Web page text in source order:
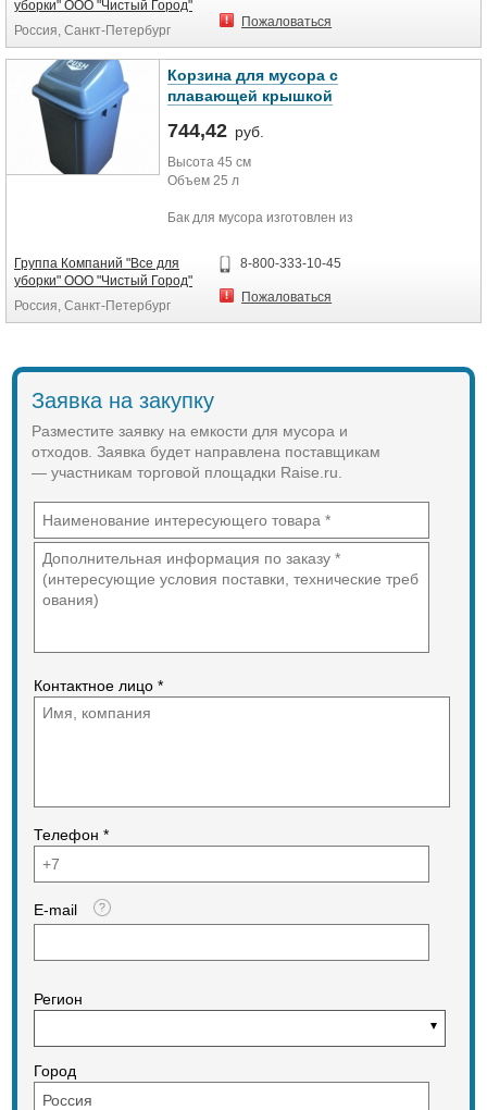
вниз и закрепляется - для
компактного хранения.
приспособлениями для сбора
мусора
Дистанционными захватами:
NN140, NN900, NN400
NT100, NT080, NT060
Пиками мусоросборниками: PPPP1,
Высота 27 см
Ширина 23 см
Объем 180 л
уборки" ООО "Чистый Город"
Россия, Санкт-Петербург
Пожаловаться
Корзина для мусора с
плавающей крышкой
744,42 руб.
Высота 45 см
Объем 25 л
Бак для мусора изготовлен из
Крышка бака легко открывается
легким нажатием ладони.
Группа Компаний "Все для
уборки" ООО "Чистый Город"
Россия, Санкт-Петербург
8-800-333-10-45
Пожаловаться
Заявка на закупку
Разместите заявку на емкости для мусора и
отходов. Заявка будет направлена поставщикам
— участникам торговой площадки Raise.ru.
Контактное лицо *
Телефон *
E-mail
Регион
Город